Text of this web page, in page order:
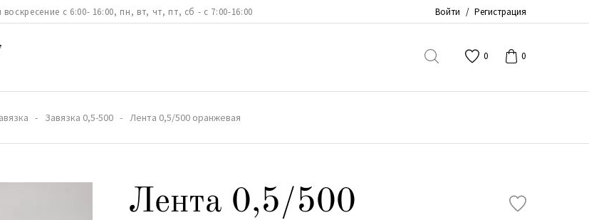
с 6:00- 16:00, пн, вт, чт, пт, сб - с 7:00-16:00 Войти / Регистрация
0 0
Завязка 0,5-500 Лента 0,5/500 оранжевая
Лента 0,5/500